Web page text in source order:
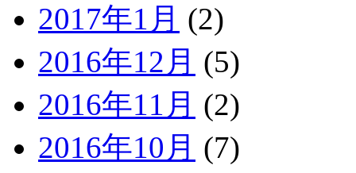
2017年1月 (2)
2016年12月 (5)
2016年11月 (2)
2016年10月 (7)